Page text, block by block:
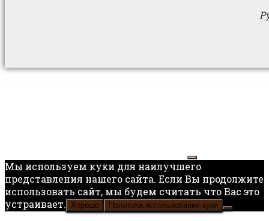
Мы используем куки для наилучшего
представления нашего сайта. Если Вы продолжите
использовать сайт, мы будем считать что Вас это
устраивает.
Хорошо Политика использования куки